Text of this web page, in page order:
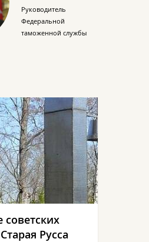
Руководитель
Федеральной
таможенной службы
Русса